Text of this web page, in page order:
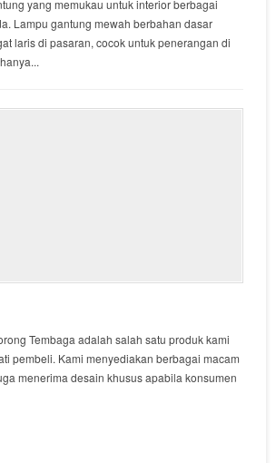
yang memukau untuk interior berbagai
Lampu gantung mewah berbahan dasar
laris di pasaran, cocok untuk penerangan di
Tembaga adalah salah satu produk kami
pembeli. Kami menyediakan berbagai macam
menerima desain khusus apabila konsumen